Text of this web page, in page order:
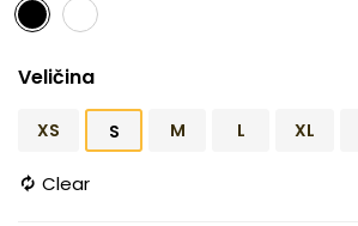
Veličina
XS S M L XL
Clear